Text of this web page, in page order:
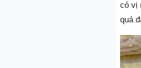
có vị
quá